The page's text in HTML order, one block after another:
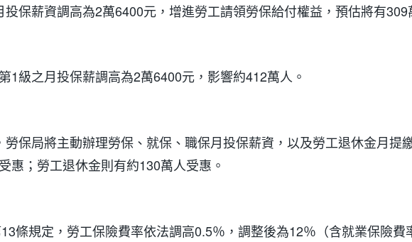
保薪資調高為2萬6400元，增進勞工請領勞保給付權益，預估將有309
級之月投保薪調高為2萬6400元，影響約412萬人。
保局將主動辦理勞保、就保、職保月投保薪資，以及勞工退休金月提
惠；勞工退休金則有約130萬人受惠。
條規定，勞工保險費率依法調高0.5％，調整後為12％（含就業保險